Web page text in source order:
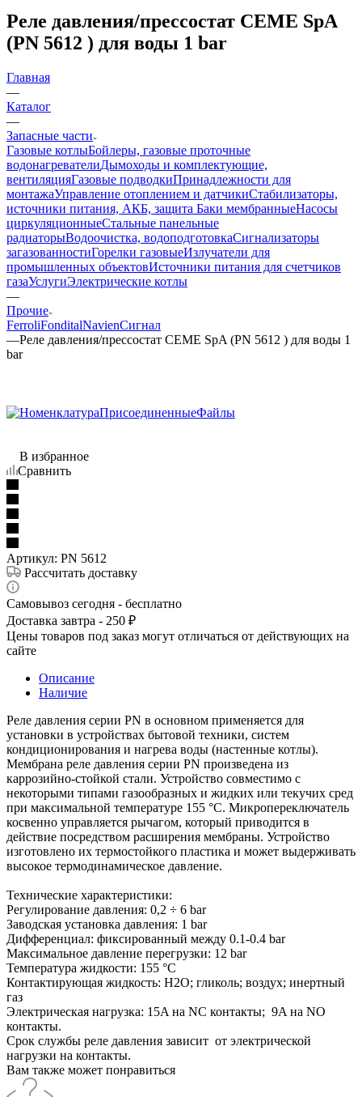
Реле давления/прессостат CEME SpA
(PN 5612 ) для воды 1 bar
Главная
—
Каталог
—
Запасные части
Газовые котлыБойлеры, газовые проточные
водонагревателиДымоходы и комплектующие,
вентиляцияГазовые подводкиПринадлежности для
монтажаУправление отоплением и датчикиСтабилизаторы,
источники питания, АКБ, защита Баки мембранныеНасосы
циркуляционныеСтальные панельные
радиаторыВодоочистка, водоподготовкаСигнализаторы
загазованностиГорелки газовыеИзлучатели для
промышленных объектовИсточники питания для счетчиков
газаУслугиЭлектрические котлы
—
Прочие
FerroliFonditalNavienСигнал
—Реле давления/прессостат CEME SpA (PN 5612 ) для воды 1
bar
В избранное
Сравнить
Артикул: PN 5612
Рассчитать доставку
Самовывоз сегодня - бесплатно
Доставка завтра - 250 ₽
Цены товаров под заказ могут отличаться от действующих на
сайте
Описание
Наличие
Реле давления серии PN в основном применяется для
установки в устройствах бытовой техники, систем
кондиционирования и нагрева воды (настенные котлы).
Мембрана реле давления серии PN произведена из
каррозийно-стойкой стали. Устройство совместимо с
некоторыми типами газообразных и жидких или текучих сред
при максимальной температуре 155 °C. Микропереключатель
косвенно управляется рычагом, который приводится в
действие посредством расширения мембраны. Устройство
изготовлено их термостойкого пластика и может выдерживать
высокое термодинамическое давление.
Технические характеристики:
Регулирование давления: 0,2 ÷ 6 bar
Заводская установка давления: 1 bar
Дифференциал: фиксированный между 0.1-0.4 bar
Максимальное давление перегрузки: 12 bar
Температура жидкости: 155 °C
Контактирующая жидкость: H2O; гликоль; воздух; инертный
газ
Электрическая нагрузка: 15A на NC контакты; 9A на NO
контакты.
Срок службы реле давления зависит от электрической
нагрузки на контакты.
Вам также может понравиться